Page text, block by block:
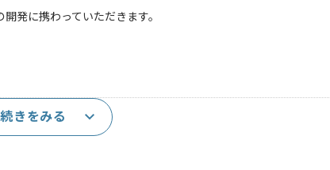
発に携わっていただきます。
続きをみる